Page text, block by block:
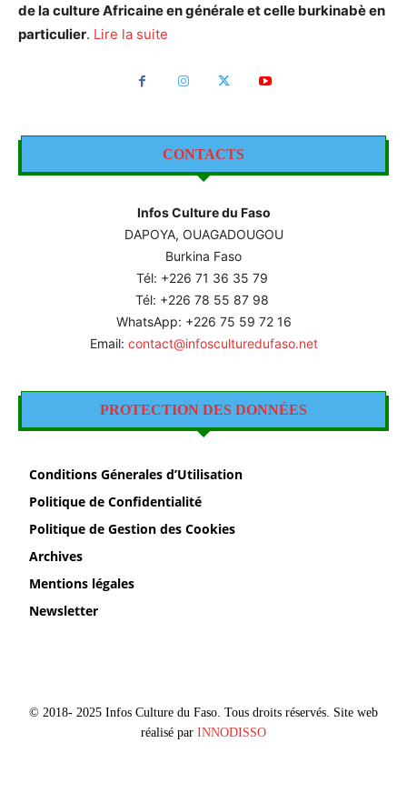
de la culture Africaine en générale et celle burkinabè en
particulier. Lire la suite
CONTACTS
Infos Culture du Faso
DAPOYA, OUAGADOUGOU
Burkina Faso
Tél: +226 71 36 35 79
Tél: +226 78 55 87 98
WhatsApp: +226 75 59 72 16
Email: contact@infosculturedufaso.net
PROTECTION DES DONNÉES
Conditions Génerales d’Utilisation
Politique de Confidentialité
Politique de Gestion des Cookies
Archives
Mentions légales
Newsletter
© 2018- 2025 Infos Culture du Faso. Tous droits réservés. Site web
réalisé par INNODISSO